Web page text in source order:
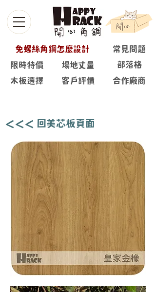
免螺絲角鋼怎麼設計
常見問題
限時特價
場地丈量
部落格
木板選擇
客戶評價 合作廠商
＜＜＜ 回美芯板頁面